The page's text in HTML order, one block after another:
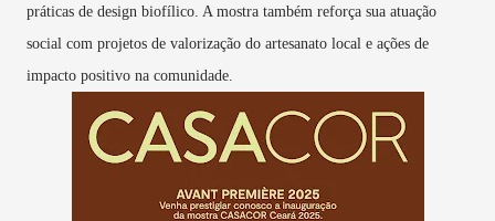
práticas de design biofílico. A mostra também reforça sua atuação
social com projetos de valorização do artesanato local e ações de
impacto positivo na comunidade.